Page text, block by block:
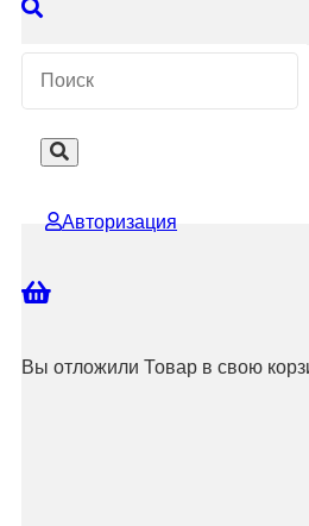
Авторизация
Вы отложили Товар в свою